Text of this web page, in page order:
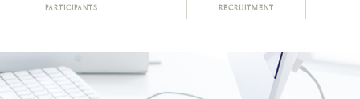
PARTICIPANTS RECRUITMENT